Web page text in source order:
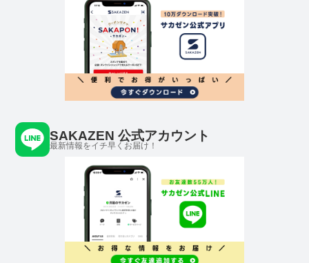
SAKAZEN 公式アカウント
最新情報をイチ早くお届け！